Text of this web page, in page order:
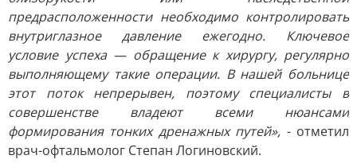
предрасположенности необходимо контролировать
внутриглазное давление ежегодно. Ключевое
условие успеха — обращение к хирургу, регулярно
выполняющему такие операции. В нашей больнице
этот поток непрерывен, поэтому специалисты в
совершенстве владеют всеми нюансами
формирования тонких дренажных путей», - отметил
врач-офтальмолог Степан Логиновский.